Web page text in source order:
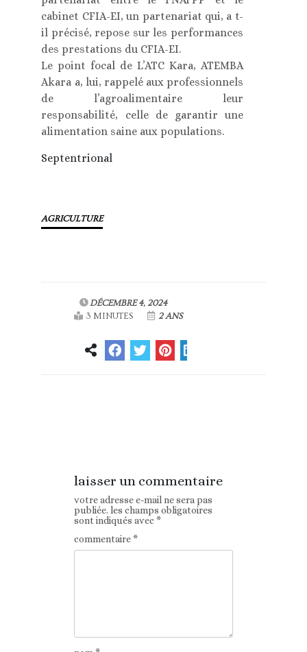
cabinet CFIA-EI, un partenariat qui, a t-
il précisé, repose sur les performances
des prestations du CFIA-EI.
Le point focal de L’ATC Kara, ATEMBA
Akara a, lui, rappelé aux professionnels
de l’agroalimentaire leur
responsabilité, celle de garantir une
alimentation saine aux populations.
Septentrional
AGRICULTURE
DÉCEMBRE 4, 2024
3 MINUTES
2 ANS
laisser un commentaire
votre adresse e-mail ne sera pas
publiée. les champs obligatoires
sont indiqués avec*
commentaire*